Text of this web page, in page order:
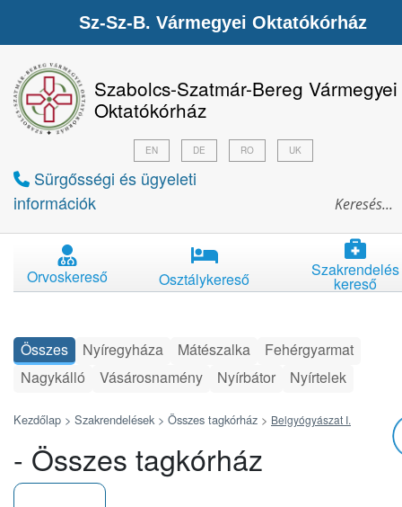
Szabolcs-Szatmár-Bereg Vármegyei
Oktatókórház
Sürgősségi és ügyeleti
információk
EN DE RO UK
Orvoskereső Osztálykereső Szakrendelés
kereső
Összes Nyíregyháza Mátészalka
Fehérgyarmat
Nagykálló
Vásárosnamény Nyírbátor Nyírtelek
Kezdőlap > Szakrendelések > Összes tagkórház > Belgyógyászat I.
- Összes tagkórház
Sz-Sz-B. Vármegyei Oktatókórház